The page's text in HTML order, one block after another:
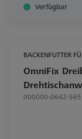
Verfügbar
BACKENFUTTER
OmniFix
000000-0642-565